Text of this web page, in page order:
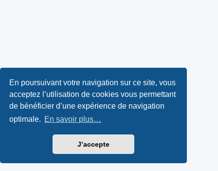
En poursuivant votre navigation sur ce site, vous
acceptez l’utilisation de cookies vous permettant
de bénéficier d’une expérience de navigation
optimale. En savoir plus…
J’accepte